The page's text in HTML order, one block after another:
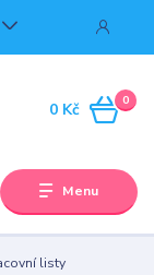
Menu
0
0 Kč
listy